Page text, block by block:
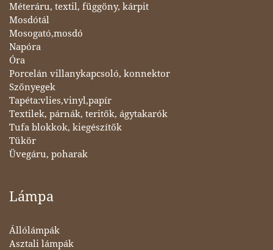
Méteráru, textil, függöny, kárpit
Mosdótál
Mosogató,mosdó
Napóra
Óra
Porcelán villanykapcsoló, konnektor
Szőnyegek
Tapéta:vlies,vinyl,papír
Textilek, párnák, teritők, ágytakarók
Tufa blokkok, kiegészítők
Tükör
Üvegáru, poharak
Lámpa
Állólámpák
Asztali lámpák